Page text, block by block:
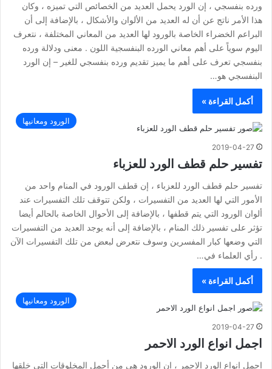
ورده بنفسجي ، إن الورد يحمل العديد من الخصائص التي تميزه ، وكان
هذا الأمر ناتج عن أن له العديد من الألوان والأشكال ، بالإضافة إلى أن
البراعم الخضراء الخاصة بالورود لها العديد من المعاني المختلفة ، نتعرف
اليوم سوياً على أهم معاني الورده البنفسجية اللون . معنى ودلالة ورده
بنفسجي تعرف على أهم ما يميز تقديم ورده بنفسجي للغير – إن الورد
البنفسجي هو…
أكمل القراءة »
الورود ومعانيها
2019-04-27
تفسير حلم قطف الورد للعزباء
تفسير حلم قطف الورد للعزباء ، إن قطف الورود في المنام واحد من
الأمور التي لها العديد من التفسيرات ، ولكن تتوقف تلك التفسيرات عند
ألوان الورود التي يتم قطفها ، بالإضافة إلى الأحوال الخاصة بالحالم أيضا
تؤثر على تفسير ذلك المنام ، بالإضافة إلى أنه يوجد العديد من التفسيرات
التي وضعها كبار المفسرين وسوف نتعرض لبعض من تلك التفسيرات الآن
. رأي العلماء في…
أكمل القراءة »
الورود ومعانيها
2019-04-27
اجمل انواع الورد الاحمر
اجمل انواع الورد الاحمر ، إن الورود هي من أجمل المخلوقات التي خلقها